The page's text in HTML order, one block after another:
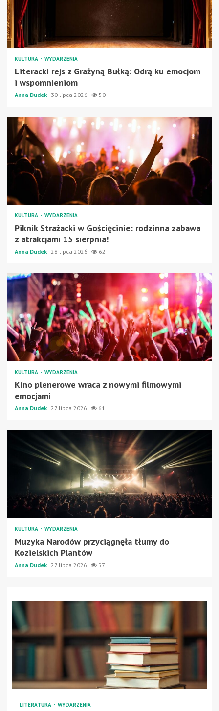
KULTURA WYDARZENIA
Literacki rejs z Grażyną Bułką: Odrą ku emocjom
i wspomnieniom
Anna Dudek 30 lipca 2026 50
KULTURA WYDARZENIA
Piknik Strażacki w Gościęcinie: rodzinna zabawa
z atrakcjami 15 sierpnia!
Anna Dudek 28 lipca 2026 62
KULTURA WYDARZENIA
Kino plenerowe wraca z nowymi filmowymi
emocjami
Anna Dudek 27 lipca 2026 61
KULTURA WYDARZENIA
Muzyka Narodów przyciągnęła tłumy do
Kozielskich Plantów
Anna Dudek 27 lipca 2026 57
LITERATURA WYDARZENIA